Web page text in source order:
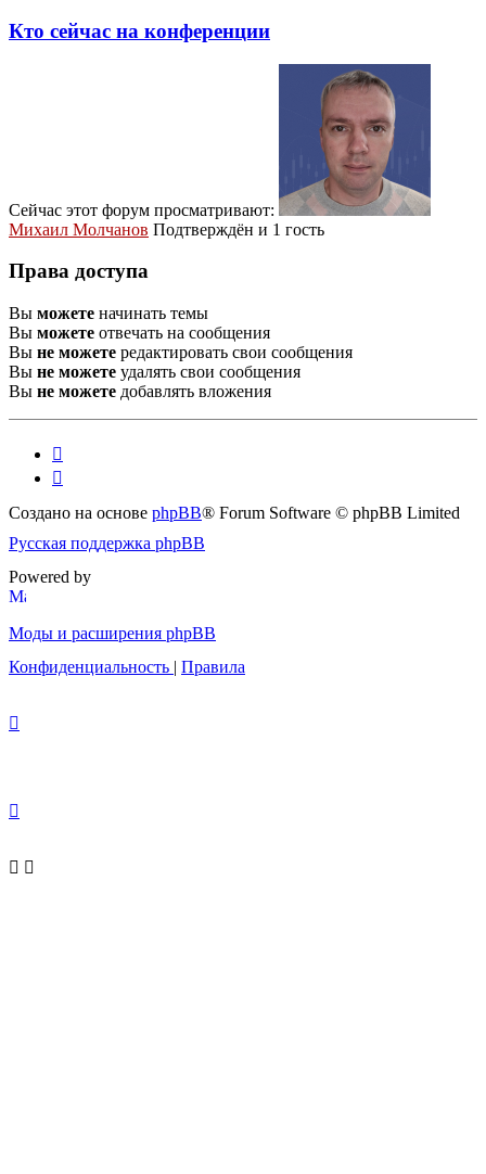
Кто сейчас на конференции
Сейчас этот форум просматривают:
Михаил Молчанов Подтверждён и 1 гость
Права доступа
Вы можете начинать темы
Вы можете отвечать на сообщения
Вы не можете редактировать свои сообщения
Вы не можете удалять свои сообщения
Вы не можете добавлять вложения
Создано на основе phpBB® Forum Software © phpBB Limited
Русская поддержка phpBB
Powered by
Моды и расширения phpBB
Конфиденциальность | Правила